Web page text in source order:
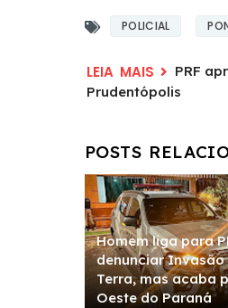
POLICIAL
PRF
Prudentópolis
Homem liga para
denunciar Invasão
Terra, mas acaba
Oeste do Paraná